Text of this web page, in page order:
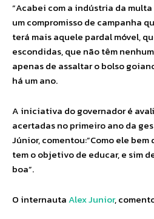
“Acabei com a indústria da multa
um compromisso de campanha
terá mais aquele pardal móvel,
escondidas, que não têm
apenas de assaltar o bolso
há um ano.
A iniciativa do governador é
acertadas no primeiro ano da
Júnior, comentou:”Como ele
tem o objetivo de educar, e sim
boa”.
O internautaAlex Junior,